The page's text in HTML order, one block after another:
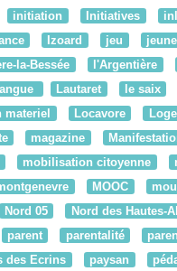
initiation Initiatives
Izoard jeu jeune
la-Bessée l'Argentière
langue Lautaret le saix
materiel Locavore
magazine
mobilisation citoyenne
MOOC
Nord 05 Nord des Hautes-
parent parentalité
des Ecrins paysan